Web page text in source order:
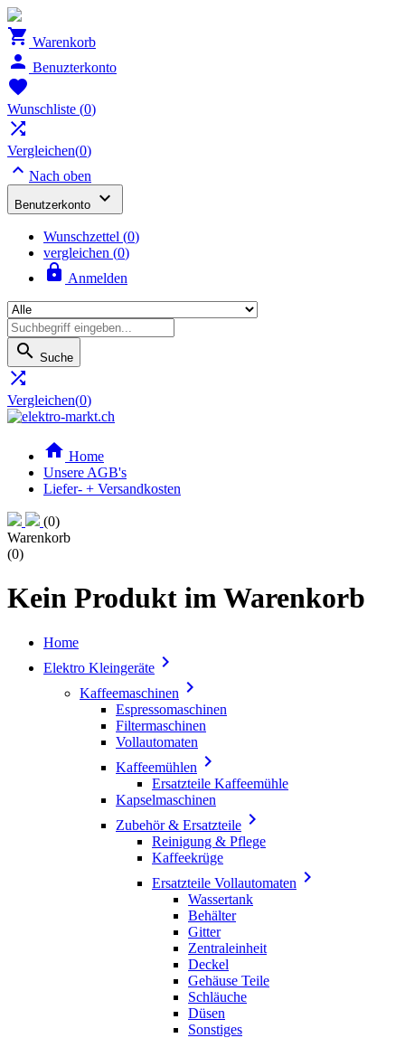
 Warenkorb
 Benuzterkonto

Wunschliste (0)

Vergleichen(0)
 Nach oben
Benutzerkonto 
Wunschzettel (0)
vergleichen (0)
 Anmelden
 Suche

Vergleichen(0)
 Home
Unsere AGB's
Liefer- + Versandkosten
(0)
Warenkorb
(0)
Kein Produkt im Warenkorb
Home
Elektro Kleingeräte 
Kaffeemaschinen 
Espressomaschinen
Filtermaschinen
Vollautomaten
Kaffeemühlen 
Ersatzteile Kaffeemühle
Kapselmaschinen
Zubehör & Ersatzteile 
Reinigung & Pflege
Kaffeekrüge
Ersatzteile Vollautomaten 
Wassertank
Behälter
Gitter
Zentraleinheit
Deckel
Gehäuse Teile
Schläuche
Düsen
Sonstiges